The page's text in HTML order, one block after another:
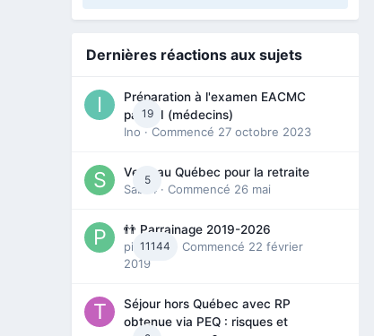
Dernières réactions aux sujets
19
Préparation à l'examen EACMC
partie I (médecins)
Ino · Commencé 27 octobre 2023
5
Venir au Québec pour la retraite
Sab74 · Commencé 26 mai
11144
👬 Parrainage 2019-2026
piinoush
· Commencé 22 février
2019
Séjour hors Québec avec RP
obtenue via PEQ : risques et